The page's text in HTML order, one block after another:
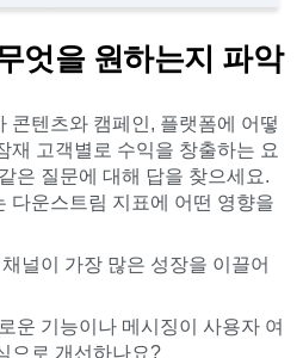
엇을 원하는지 파악
콘텐츠와 캠페인, 플랫폼에 어떻
재 고객별로 수익을 창출하는 요
은 질문에 대해 답을 찾으세요.
다운스트림 지표에 어떤 영향을
널이 가장 많은 성장을 이끌어
운 기능이나 메시징이 사용자 여
으로 개선하나요?